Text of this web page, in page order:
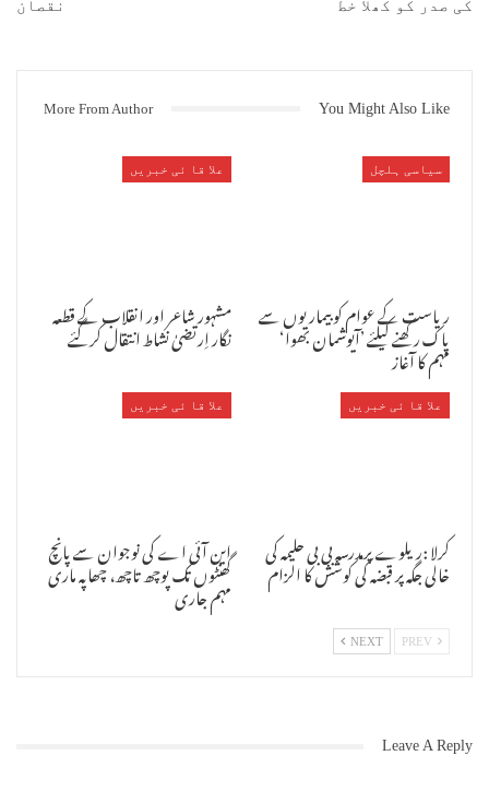
کی صدر کو کھلا خط
نقصان
You Might Also Like
More From Author
سیاسی ہلچل
ریاست کے عوام کو بیماریوں سے
پاک رکھنے کیلئے ’آیوشمان بھوا‘
مہم کا آغاز
علا قا ئی خبریں
مشہور شاعر اور انقلاب کے قطعہ
نگار اِرتضیٰ نشاط انتقال کرگئے
علا قا ئی خبریں
کرلا :ریلوے پرمدرسہ بی بی حلیمہ کی
خالی جگہ پر قبضہ کی کوشش کا الزام
علا قا ئی خبریں
این آئی اے کی نوجوان سے پانچ
گھنٹوں تک پوچھ تاچھ، چھاپہ ماری
مہم جاری
NEXT
Leave A Reply